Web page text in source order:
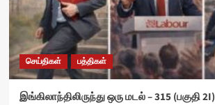
செய்திகள் பத்திகள்
இங்கிலாந்திலிருந்து ஒரு மடல் – 315 (பகுதி 2I)